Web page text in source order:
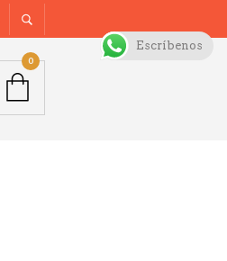
0
Escríbenos